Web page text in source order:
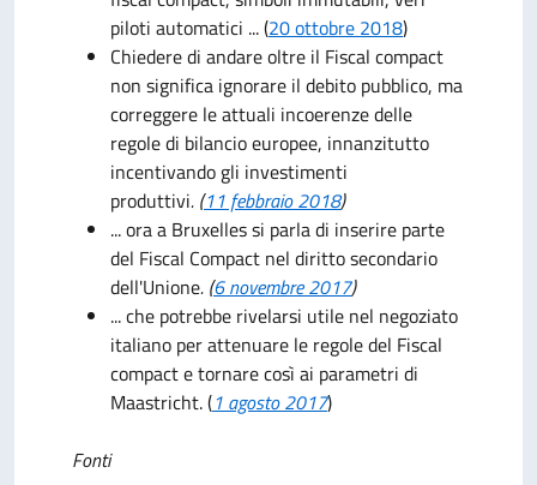
piloti automatici ... (20 ottobre 2018)
Chiedere di andare oltre il Fiscal compact
non significa ignorare il debito pubblico, ma
correggere le attuali incoerenze delle
regole di bilancio europee, innanzitutto
incentivando gli investimenti
produttivi. (11 febbraio 2018)
... ora a Bruxelles si parla di inserire parte
del Fiscal Compact nel diritto secondario
dell'Unione. (6 novembre 2017)
... che potrebbe rivelarsi utile nel negoziato
italiano per attenuare le regole del Fiscal
compact e tornare così ai parametri di
Maastricht. (1 agosto 2017)
Fonti